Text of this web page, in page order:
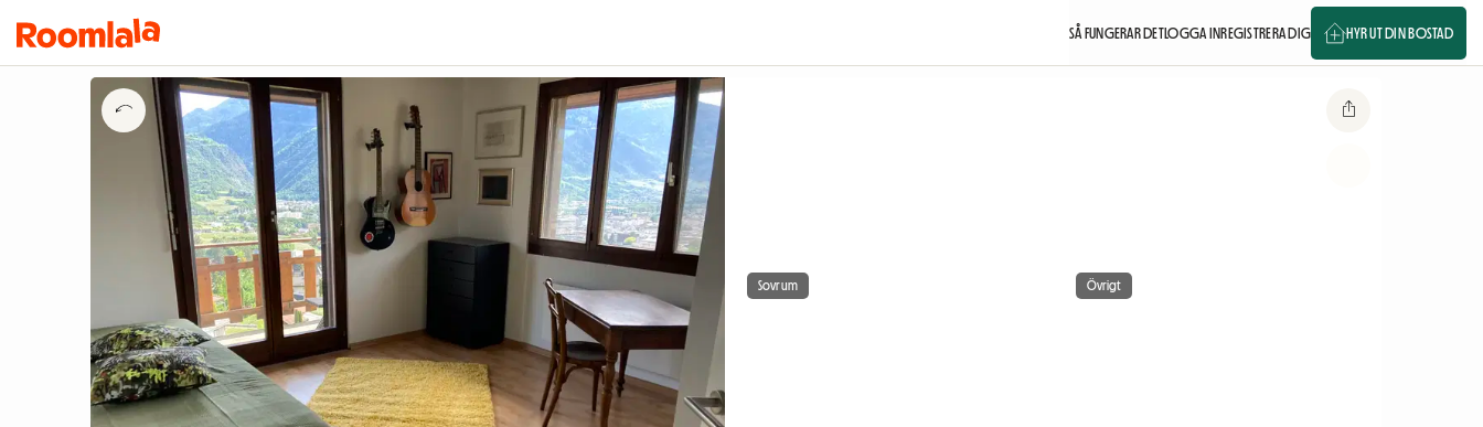
SÅ FUNGERAR DETLOGGA INREGISTRERA DIG HYR UT DIN BOSTAD
Sovrum Övrigt